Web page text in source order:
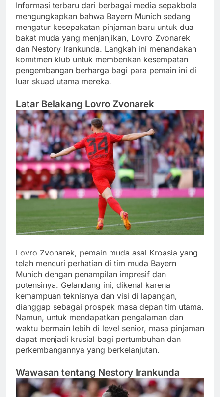
Informasi terbaru dari berbagai media sepakbola
mengungkapkan bahwa Bayern Munich sedang
mengatur kesepakatan pinjaman baru untuk dua
bakat muda yang menjanjikan, Lovro Zvonarek
dan Nestory Irankunda. Langkah ini menandakan
komitmen klub untuk memberikan kesempatan
pengembangan berharga bagi para pemain ini di
luar skuad utama mereka.
Latar Belakang Lovro Zvonarek
Lovro Zvonarek, pemain muda asal Kroasia yang
telah mencuri perhatian di tim muda Bayern
Munich dengan penampilan impresif dan
potensinya. Gelandang ini, dikenal karena
kemampuan teknisnya dan visi di lapangan,
dianggap sebagai prospek masa depan tim utama.
Namun, untuk mendapatkan pengalaman dan
waktu bermain lebih di level senior, masa pinjaman
dapat menjadi krusial bagi pertumbuhan dan
perkembangannya yang berkelanjutan.
Wawasan tentang Nestory Irankunda